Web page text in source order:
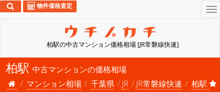
柏駅の中古マンション価格相場 [JR常磐線快速]
物件価格査定
柏駅 中古マンションの価格相場
マンション相場
千葉県 JR JR常磐線快速 柏駅